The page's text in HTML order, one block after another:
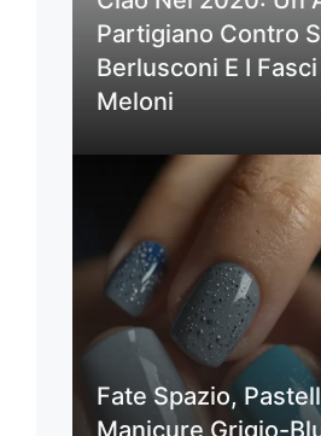
Partigiano Contro
Berlusconi E I
Meloni
Fate Spazio,
Manicure Grigio-